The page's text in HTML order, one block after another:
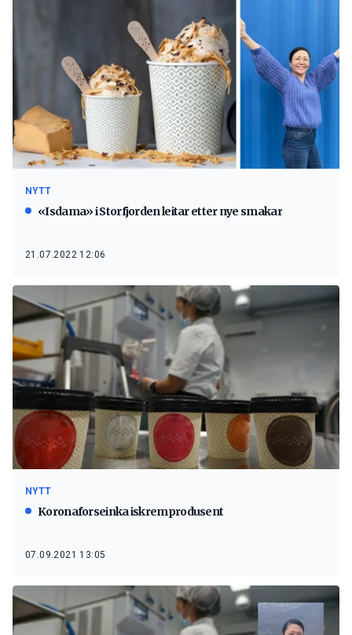
NYTT
«Isdama» i Storfjorden leitar etter nye smakar
21.07.2022 12:06
NYTT
Koronaforseinka iskremprodusent
07.09.2021 13:05